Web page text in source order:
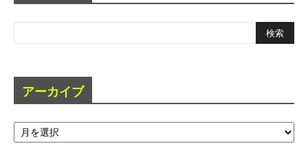
アーカイブ
ア
ー